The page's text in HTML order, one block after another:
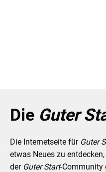
Die Guter
Die Internetseite für Guter
etwas Neues zu
der Guter Start-Community